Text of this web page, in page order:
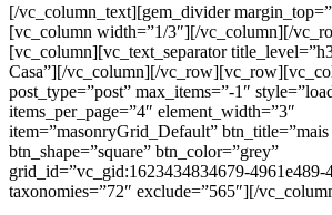
[/vc_column_text][gem_divider
[vc_column width=”1/3″][/vc_column][/
[vc_column][vc_text_separator
Casa”][/vc_column][/
post_type=”post” max_items=”-1″
items_per_page=”4″ element_width=”3″
item=”masonryGrid_Default” btn_title=”mais
btn_shape=”square” btn_color=”grey”
grid_id=”vc_gid:1623434834679-4961e489-
taxonomies=”72″ exclude=”565″][/